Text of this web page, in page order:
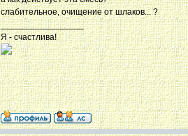
слабительное, очищение от шлаков... ?
_________________
Я - счастлива!